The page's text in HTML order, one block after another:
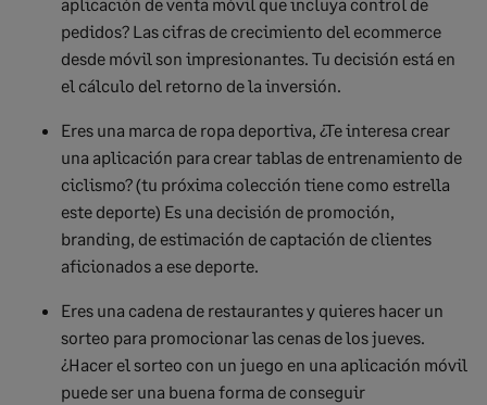
pedidos? Las cifras de crecimiento del ecommerce
desde móvil son impresionantes. Tu decisión está en
el cálculo del retorno de la inversión.
Eres una marca de ropa deportiva, ¿Te interesa crear
una aplicación para crear tablas de entrenamiento de
ciclismo? (tu próxima colección tiene como estrella
este deporte) Es una decisión de promoción,
branding, de estimación de captación de clientes
aficionados a ese deporte.
Eres una cadena de restaurantes y quieres hacer un
sorteo para promocionar las cenas de los jueves.
¿Hacer el sorteo con un juego en una aplicación móvil
puede ser una buena forma de conseguir